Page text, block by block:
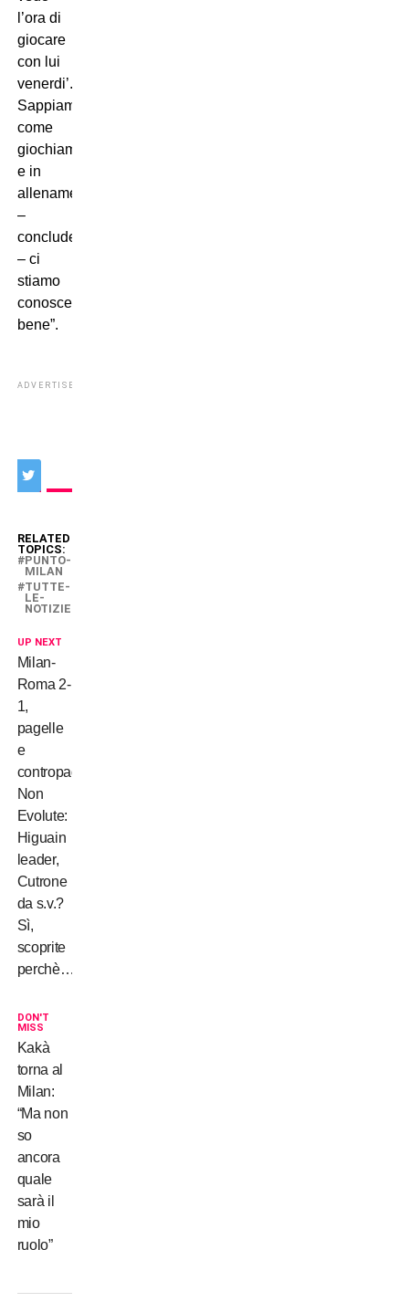
l’ora di
giocare
con lui
venerdi’.
Sappiamo
come
giochiamo
e in
allenamento
–
conclude
– ci
stiamo
conoscendo
bene”.
ADVERTISEMENT
RELATED
TOPICS:
PUNTO-
MILAN
TUTTE-
LE-
NOTIZIE
UP NEXT
Milan-
Roma 2-
1,
pagelle
e
contropagelle
Non
Evolute:
Higuain
leader,
Cutrone
da s.v.?
Sì,
scoprite
perchè…
DON'T
MISS
Kakà
torna al
Milan:
“Ma non
so
ancora
quale
sarà il
mio
ruolo”